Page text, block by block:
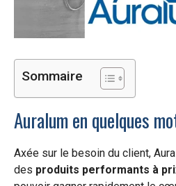
Sommaire
Auralum en quelques
Axée sur le besoin du client,
des produits performants à